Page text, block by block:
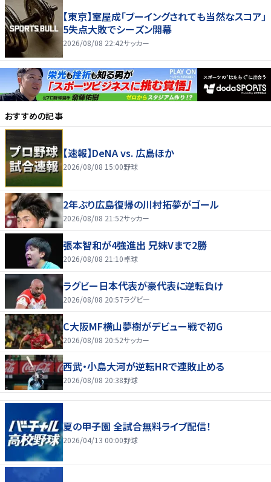
【東京】室屋成「ブーイングされても当然なスコア」
5失点大敗でシーズン開幕
2026/08/08 22:42サッカー
おすすめの記事
【速報】DeNA vs. 広島ほか
2026/08/08 15:00野球
2年ぶり広島復帰の川村拓夢がゴール
2026/08/08 21:52サッカー
張本智和が4強進出 兄妹Vまで2勝
2026/08/08 21:10卓球
ラグビー日本代表が豪代表に逆転負け
2026/08/08 20:57ラグビー
C大阪MF横山夢樹がデビュー戦で初G
2026/08/08 20:52サッカー
西武・小島大河が逆転HRで連敗止める
2026/08/08 20:38野球
夏の甲子園 全試合無料ライブ配信！
2026/04/13 00:00野球